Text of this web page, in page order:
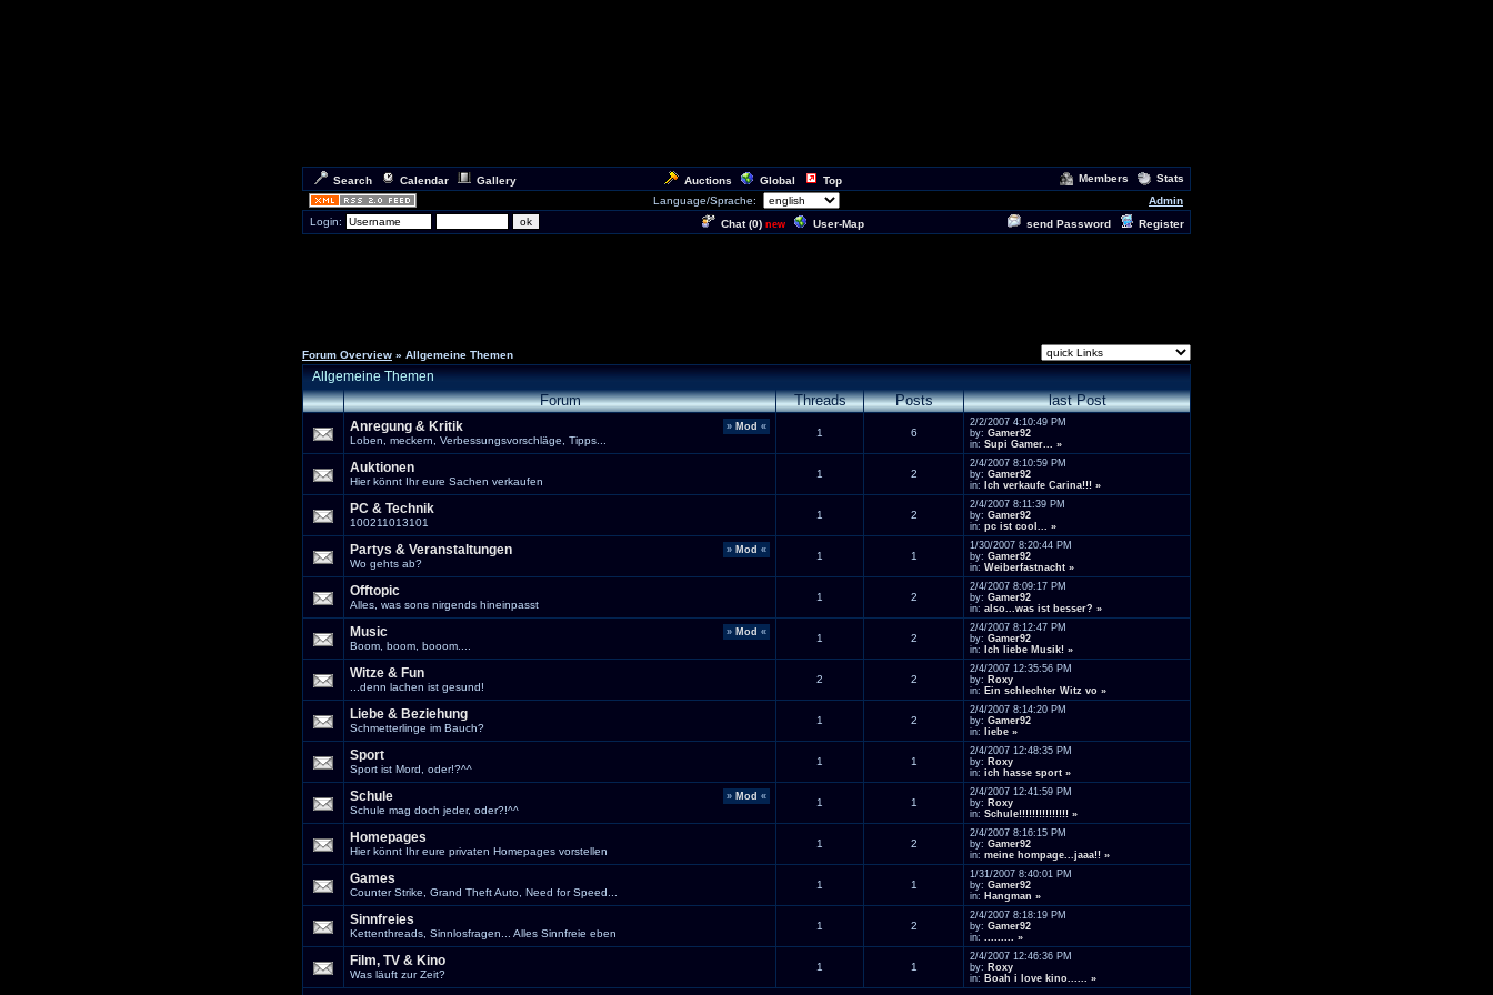
Search Calendar Gallery Auctions Global Top Members
Stats
Language/Sprache:
Admin
Login:
Chat (0) new User-Map send Password Register
Forum Overview » Allgemeine Themen
Allgemeine Themen
Forum Threads Posts last Post
» Mod «
Anregung & Kritik
Loben, meckern, Verbessungsvorschläge, Tipps...
1 6
2/2/2007 4:10:49 PM
by: Gamer92
in: Supi Gamer... »
Auktionen
Hier könnt Ihr eure Sachen verkaufen
1 2
2/4/2007 8:10:59 PM
by: Gamer92
in:
Ich verkaufe Carina!!! »
PC & Technik
100211013101
1 2
2/4/2007 8:11:39 PM
by: Gamer92
in: pc ist cool... »
» Mod «
Partys & Veranstaltungen
Wo gehts ab?
1 1
1/30/2007 8:20:44 PM
by: Gamer92
in: Weiberfastnacht »
Offtopic
Alles, was sons nirgends hineinpasst
1 2
2/4/2007 8:09:17 PM
by: Gamer92
in: also...was ist besser? »
» Mod «
Music
Boom, boom, booom....
1 2
2/4/2007 8:12:47 PM
by: Gamer92
in:
Ich liebe Musik! »
Witze & Fun
...denn lachen ist gesund!
2 2
2/4/2007 12:35:56 PM
by: Roxy
in: Ein schlechter Witz vo »
Liebe & Beziehung
Schmetterlinge im Bauch?
1 2
2/4/2007 8:14:20 PM
by: Gamer92
in:
liebe »
Sport
Sport ist Mord, oder!?^^
1 1
2/4/2007 12:48:35 PM
by: Roxy
in: ich hasse sport »
» Mod «
Schule
Schule mag doch jeder, oder?!^^
1 1
2/4/2007 12:41:59 PM
by: Roxy
in: Schule!!!!!!!!!!!!!!! »
Homepages
Hier könnt Ihr eure privaten Homepages vorstellen
1 2
2/4/2007 8:16:15 PM
by: Gamer92
in: meine hompage...jaaa!! »
Games
Counter Strike, Grand Theft Auto, Need for Speed...
1 1
1/31/2007 8:40:01 PM
by: Gamer92
in: Hangman »
Sinnfreies
Kettenthreads, Sinnlosfragen... Alles Sinnfreie eben
1 2
2/4/2007 8:18:19 PM
by: Gamer92
in: ......... »
Film, TV & Kino
Was läuft zur Zeit?
1 1
2/4/2007 12:46:36 PM
by: Roxy
in: Boah i love kino...... »